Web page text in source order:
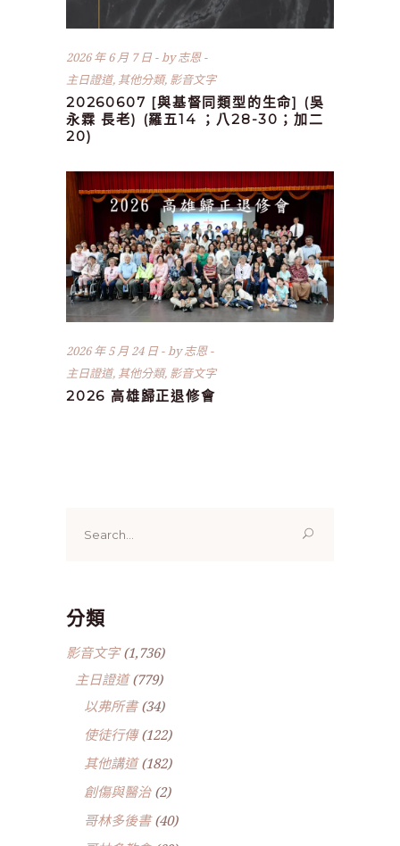
2026 年 6 月 7 日 by志恩
主日證道, 其他分類, 影音文字
20260607 [與基督同類型的生命] (吳
永霖 長老) (羅五14 ；八28-30；加二
20)
2026 年 5 月 24 日 by志恩
主日證道, 其他分類, 影音文字
2026 高雄歸正退修會
for:
分類
影音文字(1,736)
主日證道(779)
以弗所書(34)
使徒行傳(122)
其他講道(182)
創傷與醫治(2)
哥林多後書(40)